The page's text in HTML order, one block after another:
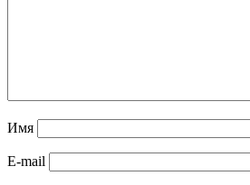
Имя
E-mail